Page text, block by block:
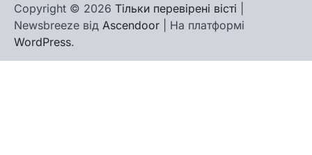
Copyright © 2026 Тільки перевірені вісті
Newsbreeze від Ascendoor | На платформі
WordPress.